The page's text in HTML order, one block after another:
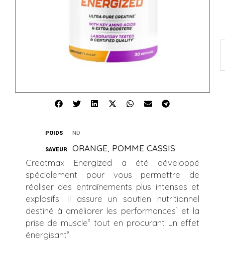
POIDS ND
SAVEUR
ORANGE, POMME CASSIS
Creatmax Energized a été développé
spécialement pour vous permettre de
réaliser des entraînements plus intenses et
explosifs. Il assure un soutien nutritionnel
destiné à améliorer les performances¹ et la
prise de muscle² tout en procurant un effet
énergisant³.